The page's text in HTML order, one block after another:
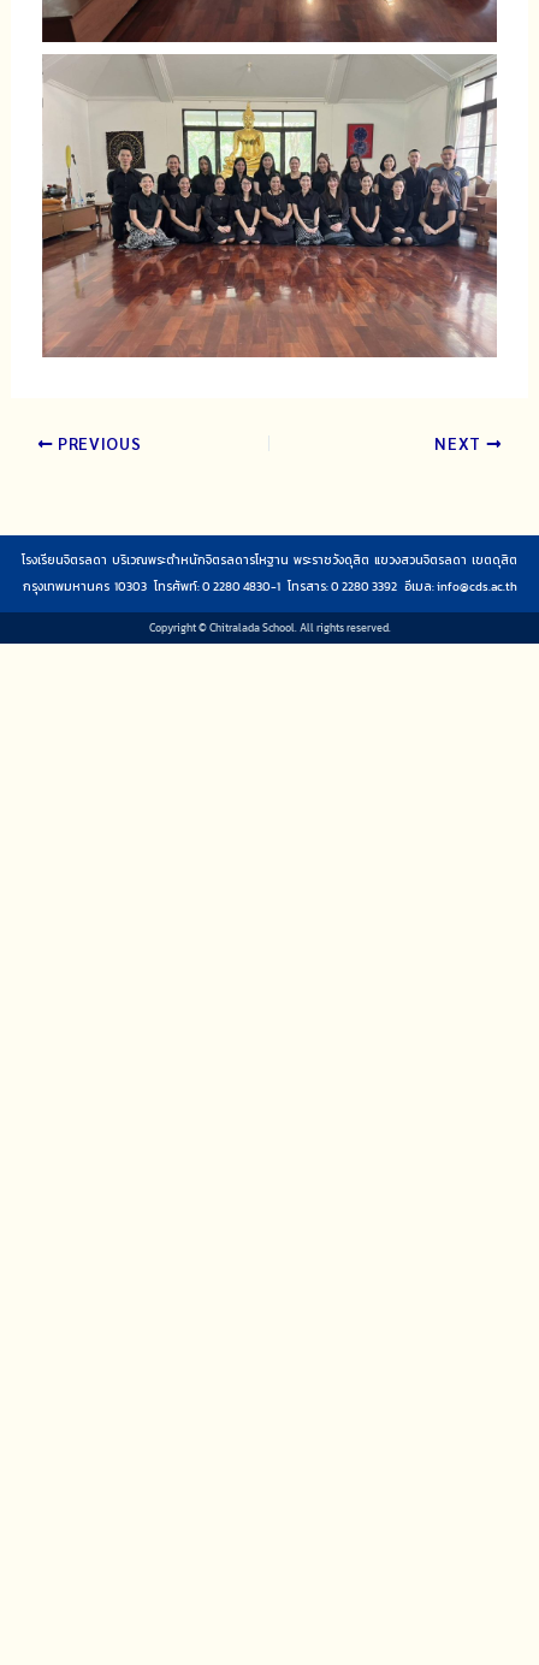
PREVIOUS NEXT
โรงเรียนจิตรลดา บริเวณพระตำหนักจิตรลดารโหฐาน พระราชวังดุสิต แขวงสวนจิตรลดา เขตดุสิต
กรุงเทพมหานคร 10303 โทรศัพท์: 0 2280 4830-1 โทรสาร: 0 2280 3392 อีเมล:info@cds.ac.th
Copyright © Chitralada School. All rights reserved.